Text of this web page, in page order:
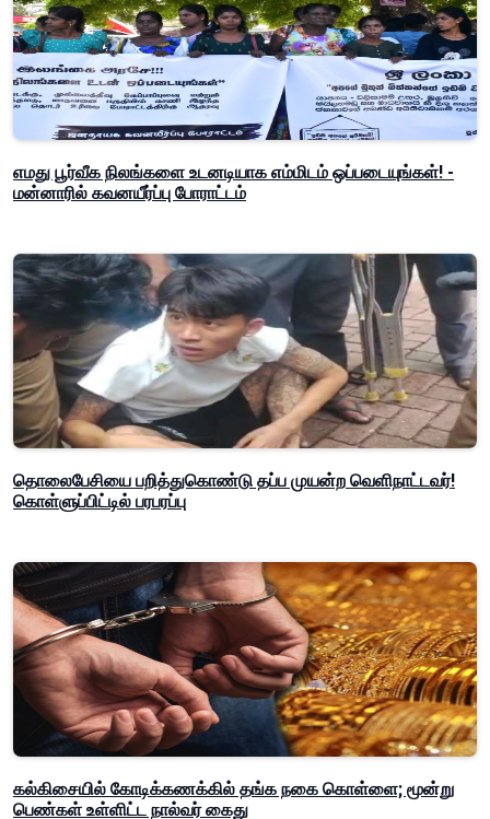
எமது பூர்வீக நிலங்களை உடனடியாக எம்மிடம் ஒப்படையுங்கள்! -
மன்னாரில் கவனயீர்ப்பு போராட்டம்
தொலைபேசியை பறித்துகொண்டு தப்ப முயன்ற வெளிநாட்டவர்!
கொள்ளுப்பிட்டில் பரபரப்பு
கல்கிசையில் கோடிக்கணக்கில் தங்க நகை கொள்ளை; மூன்று
பெண்கள் உள்ளிட்ட நால்வர் கைது